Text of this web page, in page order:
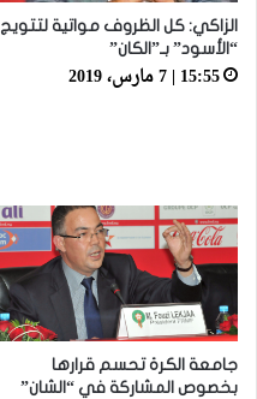
الزاكي: كل الظروف مواتية لتتويج
“الأسود” بـ”الكان”
15:55 | 7 مارس، 2019
جامعة الكرة تحسم قرارها
بخصوص المشاركة في “الشان”